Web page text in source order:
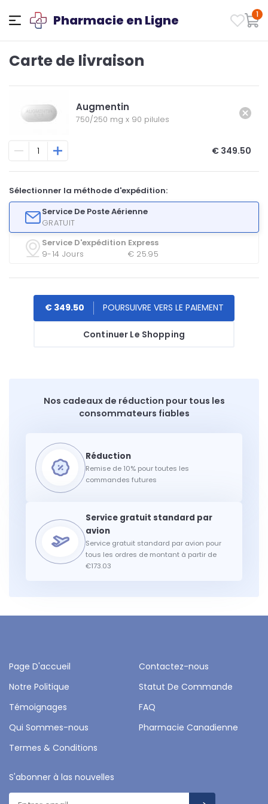
Pharmacie en Ligne 1
Carte de livraison
Augmentin
750/250 mg x 90 pilules
€ 349.50
Sélectionner la méthode d'expédition:
Service De Poste Aérienne
GRATUIT
Service D'expédition Express
9-14 Jours
€ 25.95
Continuer Le Shopping
€ 349.50
Nos cadeaux de réduction pour tous les
consommateurs fiables
Remise de 10% pour toutes les
commandes futures
Service gratuit standard par avion pour
tous les ordres de montant à partir de
€173.03
Page D'accueil
Contactez-nous
Notre Politique
Statut De Commande
Témoignages
FAQ
Qui Sommes-nous
Pharmacie Canadienne
Termes & Conditions
S'abonner à las nouvelles